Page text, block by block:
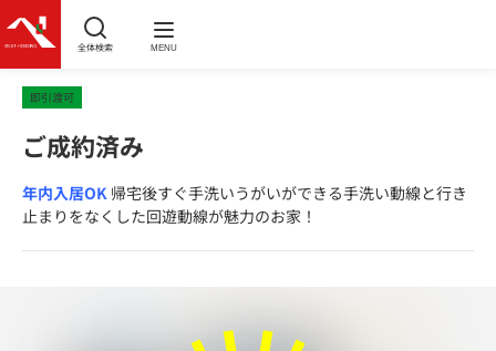
全体検索 MENU
即引渡可
ご成約済み
年内入居OK 帰宅後すぐ手洗いうがいができる手洗い動線と行き
止まりをなくした回遊動線が魅力のお家！